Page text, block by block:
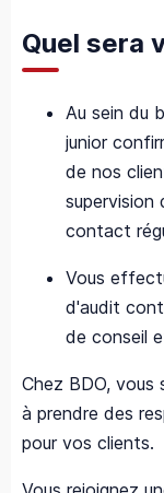
Quel sera
Au sein du
junior
de nos
supervision
contact
Vous
d'audit
de conseil
Chez BDO, vous
à prendre des
pour vos clients.